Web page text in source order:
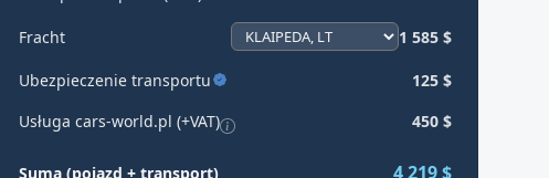
Fracht 1 585 $
Ubezpieczenie transportu
125 $
Usługa cars-world.pl (+VAT)
450 $
Suma (pojazd + transport) 4 219 $